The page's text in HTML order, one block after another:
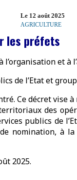
Le 12 août 2025
AGRICULTURE
les préfets
et à
de l’Etat et
Ce décret
des
publics de
nomination, à
2025.